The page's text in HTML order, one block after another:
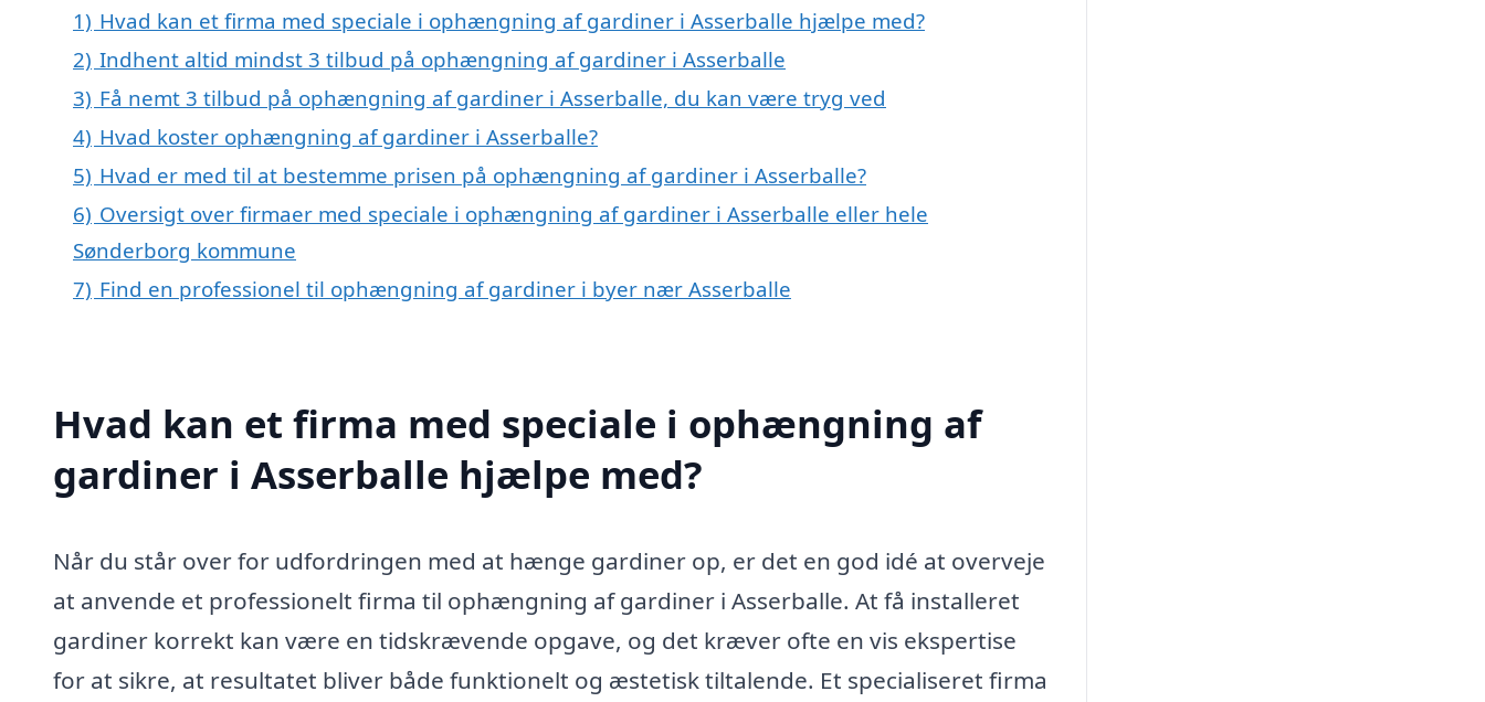
1) Hvad kan et firma med speciale i ophængning af gardiner i Asserballe hjælpe med?
2) Indhent altid mindst 3 tilbud på ophængning af gardiner i Asserballe
3) Få nemt 3 tilbud på ophængning af gardiner i Asserballe, du kan være tryg ved
4) Hvad koster ophængning af gardiner i Asserballe?
5) Hvad er med til at bestemme prisen på ophængning af gardiner i Asserballe?
6) Oversigt over firmaer med speciale i ophængning af gardiner i Asserballe eller hele
Sønderborg kommune
7) Find en professionel til ophængning af gardiner i byer nær Asserballe
Hvad kan et firma med speciale i ophængning af
gardiner i Asserballe hjælpe med?
Når du står over for udfordringen med at hænge gardiner op, er det en god idé at overveje
at anvende et professionelt firma til ophængning af gardiner i Asserballe. At få installeret
gardiner korrekt kan være en tidskrævende opgave, og det kræver ofte en vis ekspertise
for at sikre, at resultatet bliver både funktionelt og æstetisk tiltalende. Et specialiseret firma